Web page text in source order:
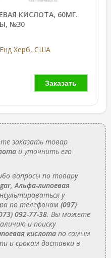
КИСЛОТА, 60МГ.
№30
Енд Херб, США
Заказать
заказать товар
и уточнить его
вопросы по товару
Альфа-липоевая
у
по телефонам (097)
092-77-38. Вы можете
и поиску
кислота по самым
и срокам доставки в